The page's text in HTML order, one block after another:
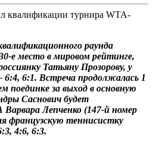
раунда
е место в мировом рейтинге,
Татьяну Прозорову, у
6:1. Встреча продолжалась 1
за выход в основную
Саснович будет
Лепченко (147-й номер
французскую теннисистку
4:6, 6:3.